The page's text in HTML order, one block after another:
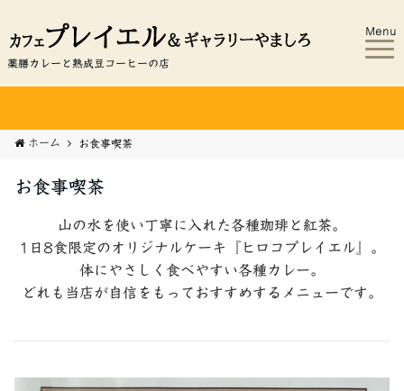
薬膳カレーと熟成豆コーヒーの店
Menu
ホーム お食事喫茶
お食事喫茶
山の水を使い丁寧に入れた各種珈琲と紅茶。
1日8食限定のオリジナルケーキ『ヒロコプレイエル』。
体にやさしく食べやすい各種カレー。
どれも当店が自信をもっておすすめするメニューです。